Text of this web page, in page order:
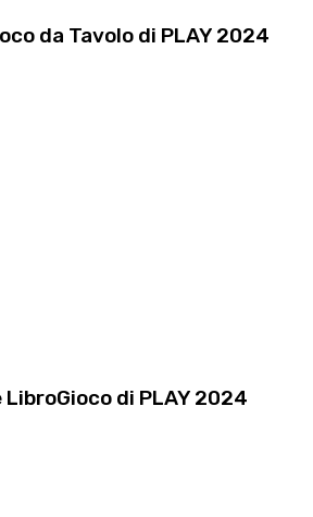
da Tavolo di PLAY 2024
LibroGioco di PLAY 2024